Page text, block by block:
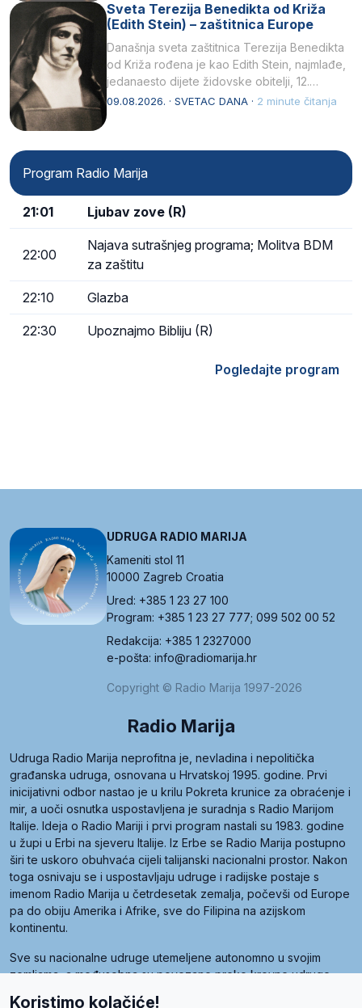
Sveta Terezija Benedikta od Križa
(Edith Stein) – zaštitnica Europe
Današnja sveta zaštitnica Terezija Benedikta
od Križa rođena je kao Edith Stein, najmlađe,
jedanaesto dijete židovske obitelji, 12.
listopada 1891, u Wrocławu…
09.08.2026. · SVETAC DANA · 2 minute čitanja
Program Radio Marija
21:01 Ljubav zove (R)
22:00
Najava sutrašnjeg programa; Molitva BDM
za zaštitu
22:10 Glazba
22:30 Upoznajmo Bibliju (R)
Pogledajte program
UDRUGA RADIO MARIJA
Kameniti stol 11
10000 Zagreb Croatia
Ured: +385 1 23 27 100
Program: +385 1 23 27 777; 099 502 00 52
Redakcija: +385 1 2327000
e-pošta: info@radiomarija.hr
Copyright © Radio Marija 1997-2026
Radio Marija
Udruga Radio Marija neprofitna je, nevladina i nepolitička
građanska udruga, osnovana u Hrvatskoj 1995. godine. Prvi
inicijativni odbor nastao je u krilu Pokreta krunice za obraćenje i
mir, a uoči osnutka uspostavljena je suradnja s Radio Marijom
Italije. Ideja o Radio Mariji i prvi program nastali su 1983. godine
u župi u Erbi na sjeveru Italije. Iz Erbe se Radio Marija postupno
širi te uskoro obuhvaća cijeli talijanski nacionalni prostor. Nakon
toga osnivaju se i uspostavljaju udruge i radijske postaje s
imenom Radio Marija u četrdesetak zemalja, počevši od Europe
pa do obiju Amerika i Afrike, sve do Filipina na azijskom
kontinentu.
Sve su nacionalne udruge utemeljene autonomno u svojim
zemljama, a međusobna su povezane preko krovne udruge
Koristimo kolačiće!